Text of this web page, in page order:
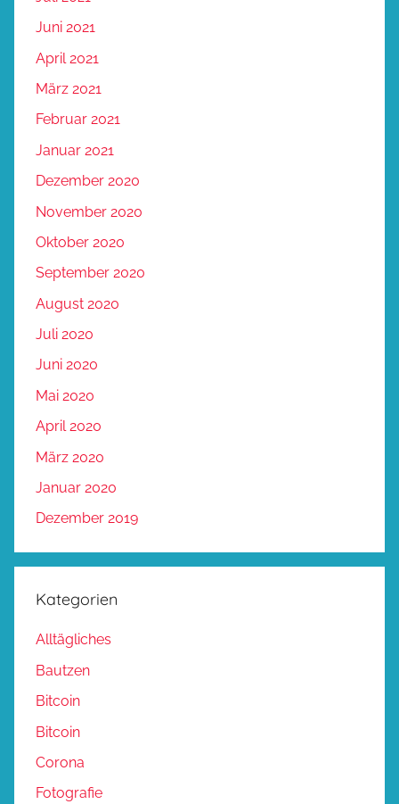
Juni 2021
April 2021
März 2021
Februar 2021
Januar 2021
Dezember 2020
November 2020
Oktober 2020
September 2020
August 2020
Juli 2020
Juni 2020
Mai 2020
April 2020
März 2020
Januar 2020
Dezember 2019
Kategorien
Alltägliches
Bautzen
Bitcoin
Bitcoin
Corona
Fotografie